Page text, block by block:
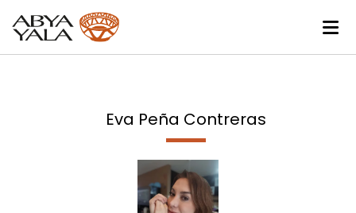
Eva Peña Contreras